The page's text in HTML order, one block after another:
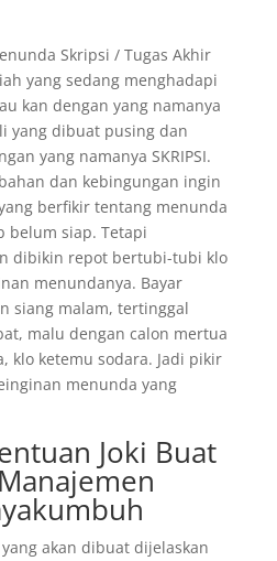
Skripsi / Tugas Akhir
yang sedang menghadapi
kan dengan yang namanya
yang dibuat pusing dan
yang namanya SKRIPSI.
dan kebingungan ingin
berfikir tentang menunda
belum siap. Tetapi
dibikin repot bertubi-tubi klo
menundanya. Bayar
siang malam, tertinggal
malu dengan calon mertua
klo ketemu sodara. Jadi pikir
menunda yang
Joki Buat
akan dibuat dijelaskan